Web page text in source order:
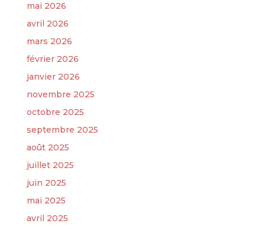
mai 2026
avril 2026
mars 2026
février 2026
janvier 2026
novembre 2025
octobre 2025
septembre 2025
août 2025
juillet 2025
juin 2025
mai 2025
avril 2025